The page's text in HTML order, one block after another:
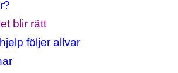
blir rätt
följer allvar